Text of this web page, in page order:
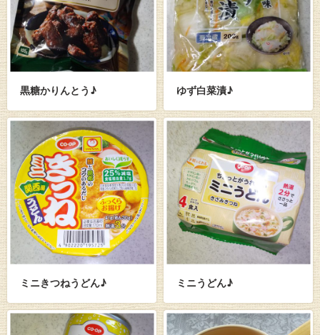
黒糖かりんとう♪ ゆず白菜漬♪
ミニきつねうどん♪ ミニうどん♪